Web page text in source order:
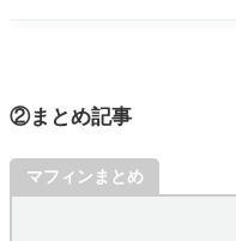
②まとめ記事
マフィンまとめ